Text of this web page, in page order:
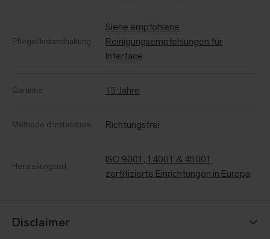
Pflege/Instandhaltung
Siehe empfohlene
Reinigungsempfehlungen für
Interface
Garantie 15 Jahre
Méthode d'installation Richtungsfrei
Herstellungsort
ISO 9001, 14001 & 45001
zertifizierte Einrichtungen in Europa
Disclaimer